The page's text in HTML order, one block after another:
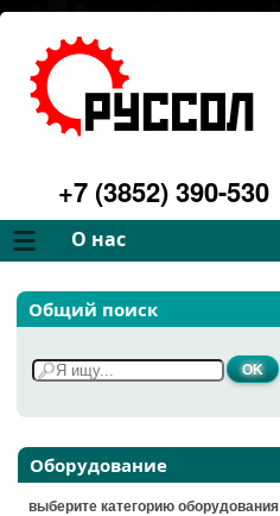
+7 (3852) 390-530
О нас
Компания
Философия
Услуги
Галерея
Контакты
Общий поиск
Оборудование
выберите категорию оборудования